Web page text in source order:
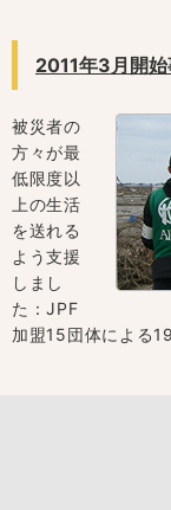
2011年3月開
被災者の
方々が最
低限度以
上の生活
を送れる
よう支援
しまし
た：JPF
加盟15団体による